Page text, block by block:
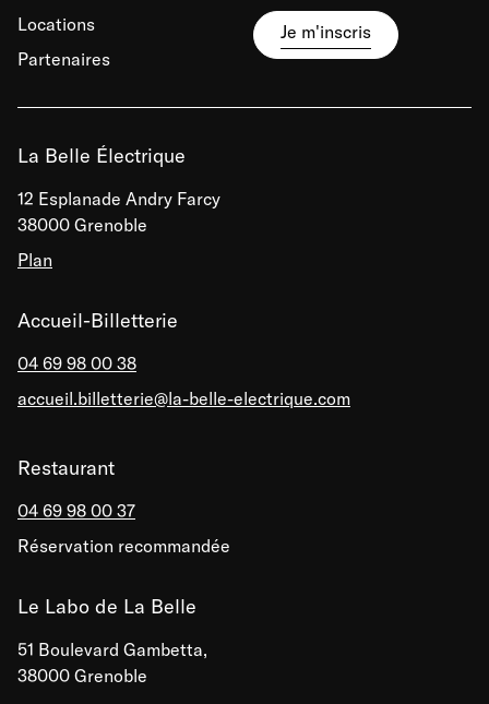
Locations
Partenaires
Je m'inscris
La Belle Électrique
12 Esplanade Andry Farcy
38000 Grenoble
Plan
Accueil-Billetterie
04 69 98 00 38
accueil.billetterie@la-belle-electrique.com
Restaurant
04 69 98 00 37
Réservation recommandée
Le Labo de La Belle
51 Boulevard Gambetta,
38000 Grenoble